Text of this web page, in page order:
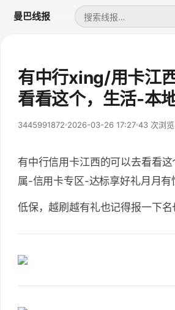
曼巴线报
有中行xing/用卡江
看看这个，生活-本
3445991872 2026-03-26 17:27 43 次浏览
有中行信用卡江西的可以去看看
属-信用卡专区-达标享好礼月月
低保，越刷越有礼也记得报一下名